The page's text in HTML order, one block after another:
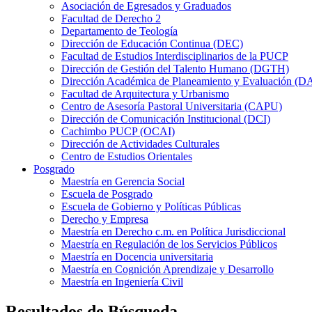
Asociación de Egresados y Graduados
Facultad de Derecho 2
Departamento de Teología
Dirección de Educación Continua (DEC)
Facultad de Estudios Interdisciplinarios de la PUCP
Dirección de Gestión del Talento Humano (DGTH)
Dirección Académica de Planeamiento y Evaluación
Facultad de Arquitectura y Urbanismo
Centro de Asesoría Pastoral Universitaria (CAPU)
Dirección de Comunicación Institucional (DCI)
Cachimbo PUCP (OCAI)
Dirección de Actividades Culturales
Centro de Estudios Orientales
Posgrado
Maestría en Gerencia Social
Escuela de Posgrado
Escuela de Gobierno y Políticas Públicas
Derecho y Empresa
Maestría en Derecho c.m. en Política Jurisdiccional
Maestría en Regulación de los Servicios Públicos
Maestría en Docencia universitaria
Maestría en Cognición Aprendizaje y Desarrollo
Maestría en Ingeniería Civil